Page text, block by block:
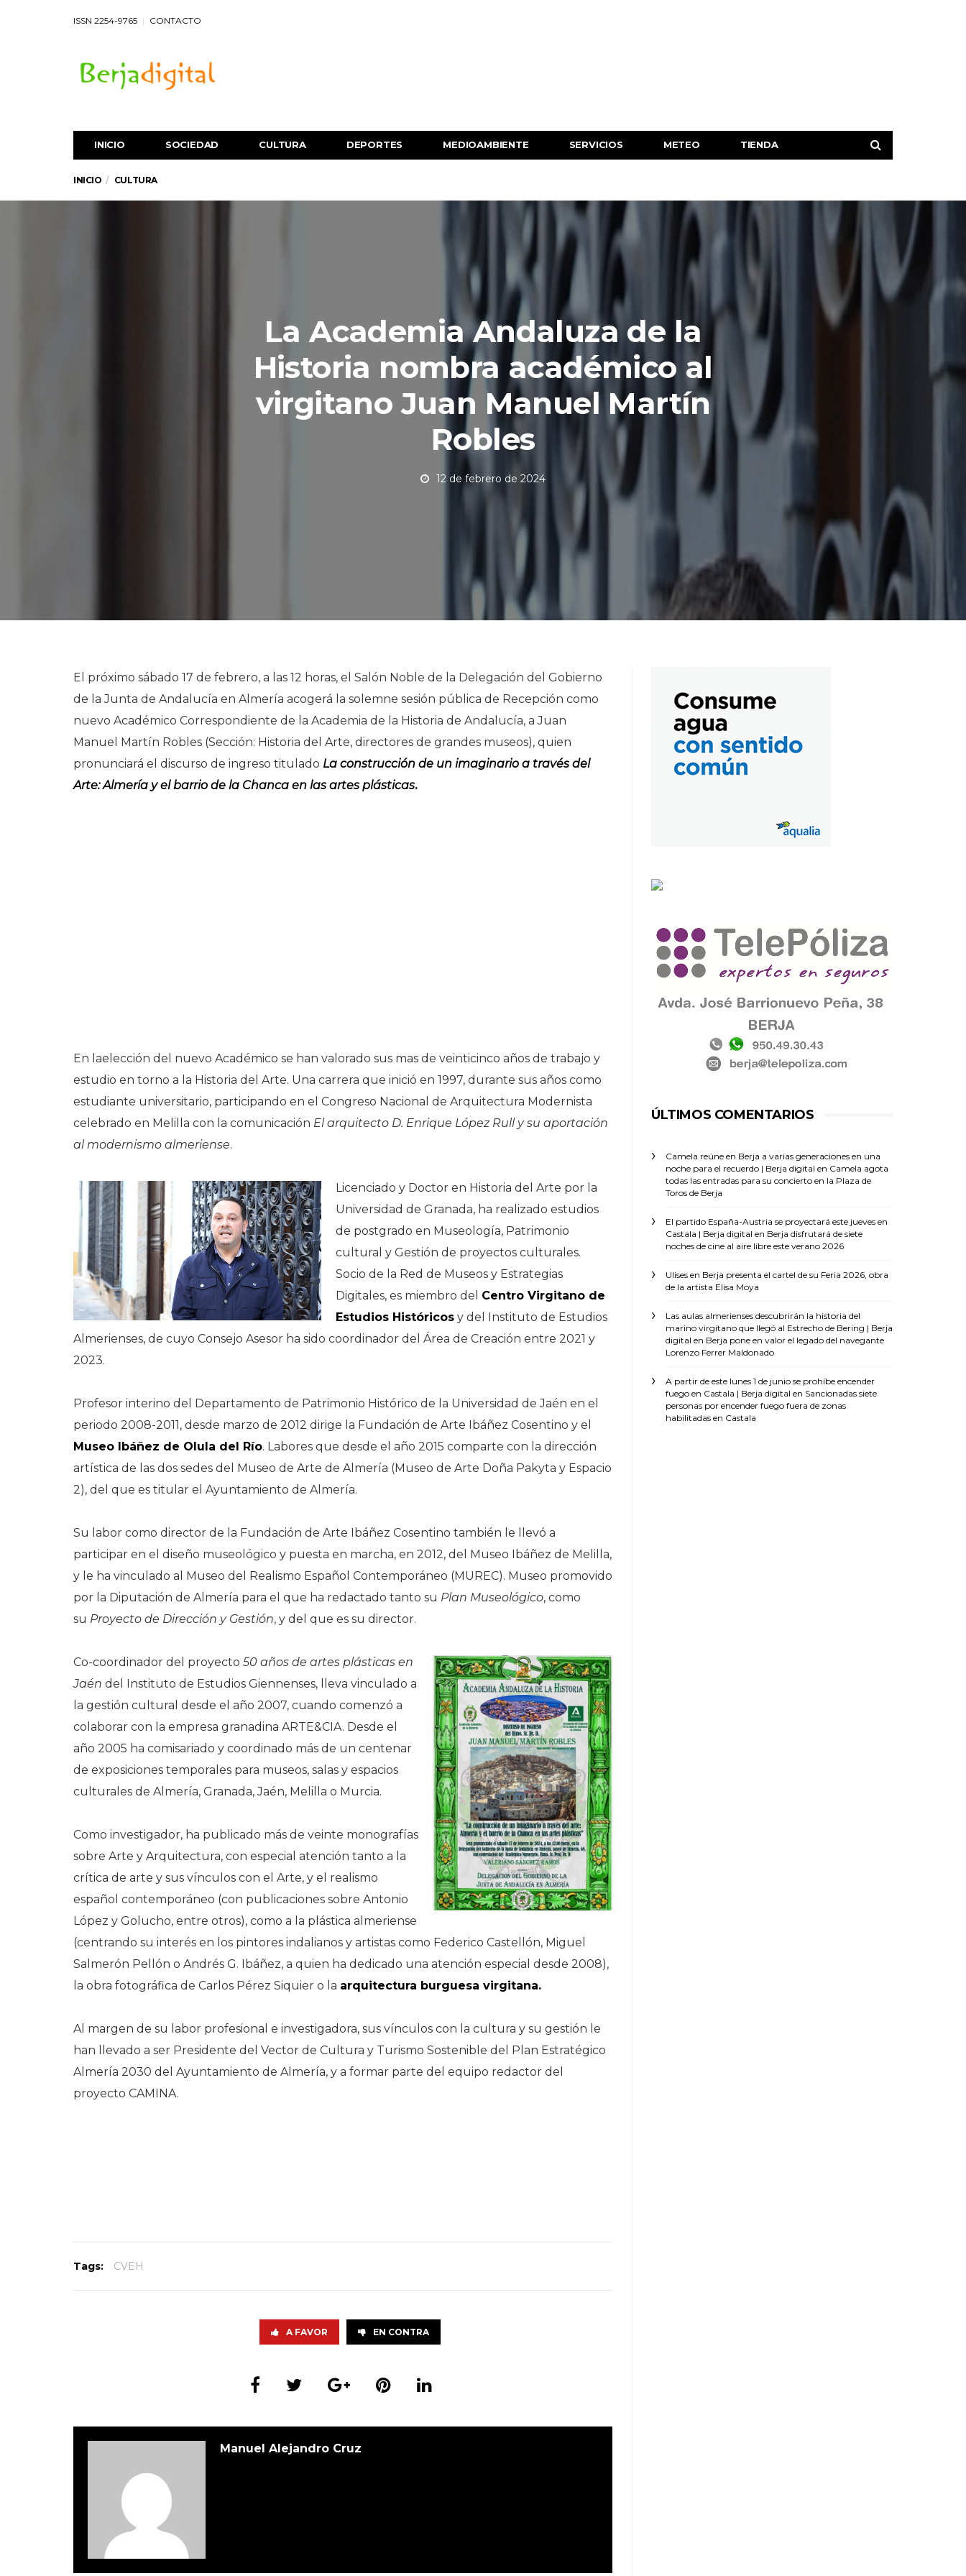
ISSN 2254-9765 CONTACTO
INICIO SOCIEDAD CULTURA DEPORTES MEDIOAMBIENTE SERVICIOS METEO TIENDA
INICIO CULTURA
La Academia Andaluza de la
Historia nombra académico al
virgitano Juan Manuel Martín
Robles
12 de febrero de 2024
El próximo sábado 17 de febrero, a las 12 horas, el Salón Noble de la Delegación del Gobierno
de la Junta de Andalucía en Almería acogerá la solemne sesión pública de Recepción como
nuevo Académico Correspondiente de la Academia de la Historia de Andalucía, a Juan
Manuel Martín Robles (Sección: Historia del Arte, directores de grandes museos), quien
pronunciará el discurso de ingreso titulado La construcción de un imaginario a través del
Arte: Almería y el barrio de la Chanca en las artes plásticas.
En laelección del nuevo Académico se han valorado sus mas de veinticinco años de trabajo y
estudio en torno a la Historia del Arte. Una carrera que inició en 1997, durante sus años como
estudiante universitario, participando en el Congreso Nacional de Arquitectura Modernista
celebrado en Melilla con la comunicación El arquitecto D. Enrique López Rull y su aportación
al modernismo almeriense.
Licenciado y Doctor en Historia del Arte por la
Universidad de Granada, ha realizado estudios
de postgrado en Museología, Patrimonio
cultural y Gestión de proyectos culturales.
Socio de la Red de Museos y Estrategias
Digitales, es miembro del Centro Virgitano de
Estudios Históricos y del Instituto de Estudios
Almerienses, de cuyo Consejo Asesor ha sido coordinador del Área de Creación entre 2021 y
2023.
Profesor interino del Departamento de Patrimonio Histórico de la Universidad de Jaén en el
periodo 2008-2011, desde marzo de 2012 dirige la Fundación de Arte Ibáñez Cosentino y el
Museo Ibáñez de Olula del Río. Labores que desde el año 2015 comparte con la dirección
artística de las dos sedes del Museo de Arte de Almería (Museo de Arte Doña Pakyta y Espacio
2), del que es titular el Ayuntamiento de Almería.
Su labor como director de la Fundación de Arte Ibáñez Cosentino también le llevó a
participar en el diseño museológico y puesta en marcha, en 2012, del Museo Ibáñez de Melilla,
y le ha vinculado al Museo del Realismo Español Contemporáneo (MUREC). Museo promovido
por la Diputación de Almería para el que ha redactado tanto su Plan Museológico, como
su Proyecto de Dirección y Gestión, y del que es su director.
Co-coordinador del proyecto 50 años de artes plásticas en
Jaén del Instituto de Estudios Giennenses, lleva vinculado a
la gestión cultural desde el año 2007, cuando comenzó a
colaborar con la empresa granadina ARTE&CIA. Desde el
año 2005 ha comisariado y coordinado más de un centenar
de exposiciones temporales para museos, salas y espacios
culturales de Almería, Granada, Jaén, Melilla o Murcia.
Como investigador, ha publicado más de veinte monografías
sobre Arte y Arquitectura, con especial atención tanto a la
crítica de arte y sus vínculos con el Arte, y el realismo
español contemporáneo (con publicaciones sobre Antonio
López y Golucho, entre otros), como a la plástica almeriense
(centrando su interés en los pintores indalianos y artistas como Federico Castellón, Miguel
Salmerón Pellón o Andrés G. Ibáñez, a quien ha dedicado una atención especial desde 2008),
la obra fotográfica de Carlos Pérez Siquier o la arquitectura burguesa virgitana.
Al margen de su labor profesional e investigadora, sus vínculos con la cultura y su gestión le
han llevado a ser Presidente del Vector de Cultura y Turismo Sostenible del Plan Estratégico
Almería 2030 del Ayuntamiento de Almería, y a formar parte del equipo redactor del
proyecto CAMINA.
Tags: CVEH
A FAVOR EN CONTRA
Manuel Alejandro Cruz
ÚLTIMOS COMENTARIOS
Camela reúne en Berja a varias generaciones en una
noche para el recuerdo | Berja digital en Camela agota
todas las entradas para su concierto en la Plaza de
Toros de Berja
El partido España-Austria se proyectará este jueves en
Castala | Berja digital en Berja disfrutará de siete
noches de cine al aire libre este verano 2026
Ulises en Berja presenta el cartel de su Feria 2026, obra
de la artista Elisa Moya
Las aulas almerienses descubrirán la historia del
marino virgitano que llegó al Estrecho de Bering | Berja
digital en Berja pone en valor el legado del navegante
Lorenzo Ferrer Maldonado
A partir de este lunes 1 de junio se prohíbe encender
fuego en Castala | Berja digital en Sancionadas siete
personas por encender fuego fuera de zonas
habilitadas en Castala